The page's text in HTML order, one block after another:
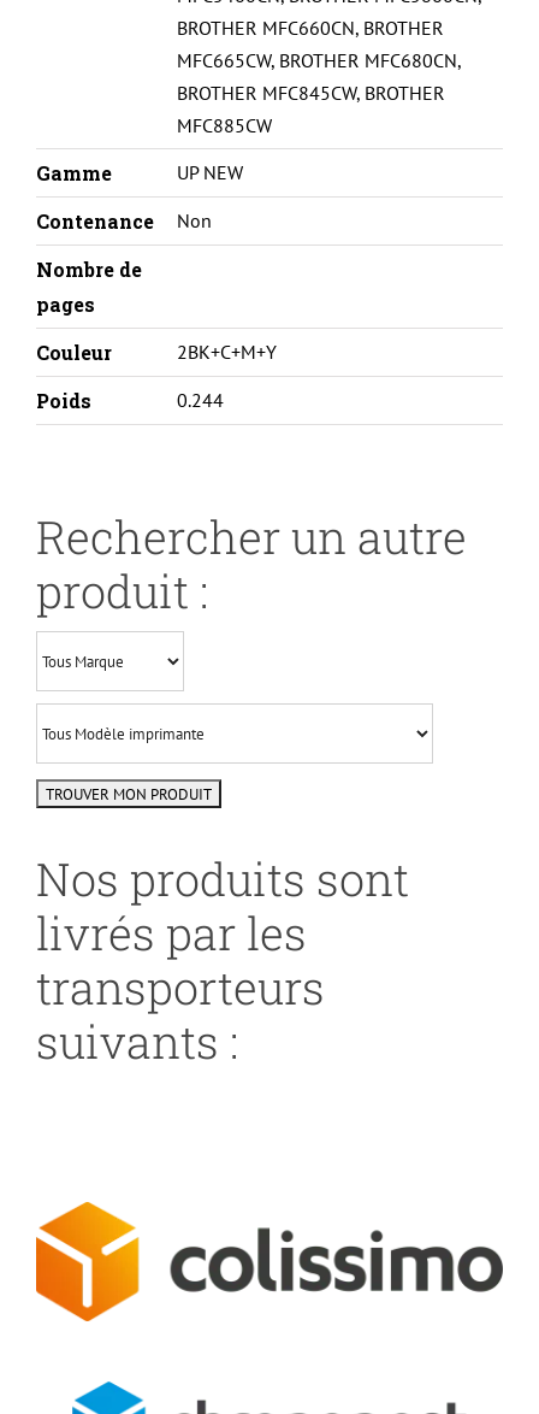
BROTHER MFC660CN, BROTHER
MFC665CW, BROTHER MFC680CN,
BROTHER MFC845CW, BROTHER
MFC885CW
Gamme UP NEW
Contenance Non
Nombre de
pages
Couleur
2BK+C+M+Y
Poids 0.244
Rechercher un autre
produit :
Nos produits sont
livrés par les
transporteurs
suivants :